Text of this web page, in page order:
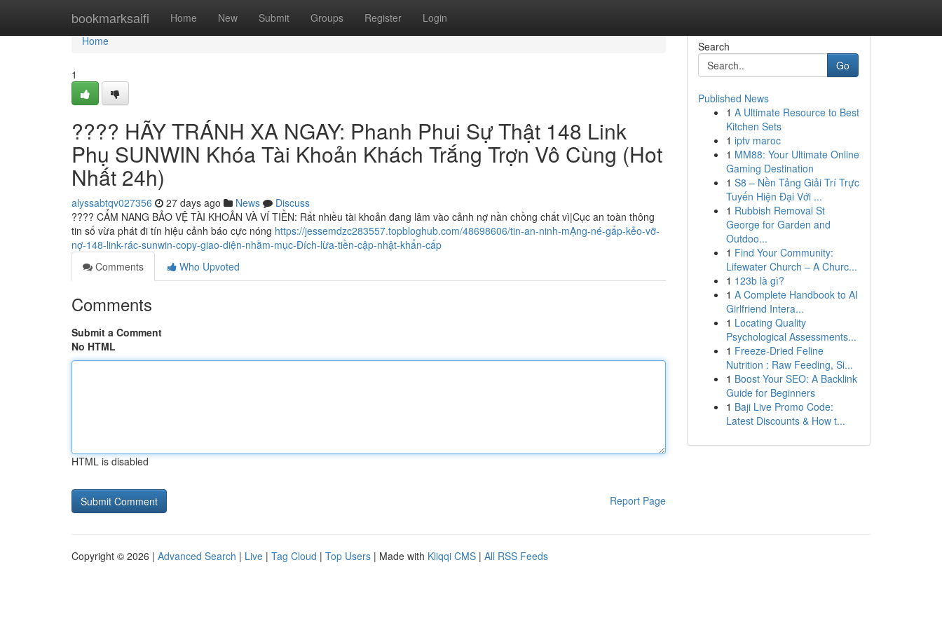
bookmarksaifi Home New Submit Groups Register Login
Home
Home
1
???? HÃY TRÁNH XA NGAY: Phanh Phui Sự Thật 148 Link
Phụ SUNWIN Khóa Tài Khoản Khách Trắng Trợn Vô Cùng (Hot
Nhất 24h)
alyssabtqv027356 27 days ago News
Discuss
???? CẨM NANG BẢO VỆ TÀI KHOẢN VÀ VÍ TIỀN: Rất nhiều tài khoản đang lâm vào cảnh nợ nần chồng chất vì|Cục an toàn thông
tin số vừa phát đi tín hiệu cảnh báo cực nóng https://jessemdzc283557.topbloghub.com/48698606/tin-an-ninh-mẠng-né-gấp-kẻo-vỡ-
nợ-148-link-rác-sunwin-copy-giao-diện-nhằm-mục-Đích-lừa-tiền-cập-nhật-khẩn-cấp
Comments
Who Upvoted
Comments
Submit a Comment
No HTML
HTML is disabled
Report Page
Search
Go
Published News
1 A Ultimate Resource to Best
Kitchen Sets
1 iptv maroc
1 MM88: Your Ultimate Online
Gaming Destination
1 S8 – Nền Tảng Giải Trí Trực
Tuyến Hiện Đại Với ...
1 Rubbish Removal St
George for Garden and
Outdoo...
1 Find Your Community:
Lifewater Church – A Churc...
1 123b là gì?
1 A Complete Handbook to AI
Girlfriend Intera...
1 Locating Quality
Psychological Assessments...
1 Freeze-Dried Feline
Nutrition : Raw Feeding, Si...
1 Boost Your SEO: A Backlink
Guide for Beginners
1 Baji Live Promo Code:
Latest Discounts & How t...
Copyright © 2026 | Advanced Search | Live | Tag Cloud | Top Users | Made with Kliqqi CMS | All RSS Feeds